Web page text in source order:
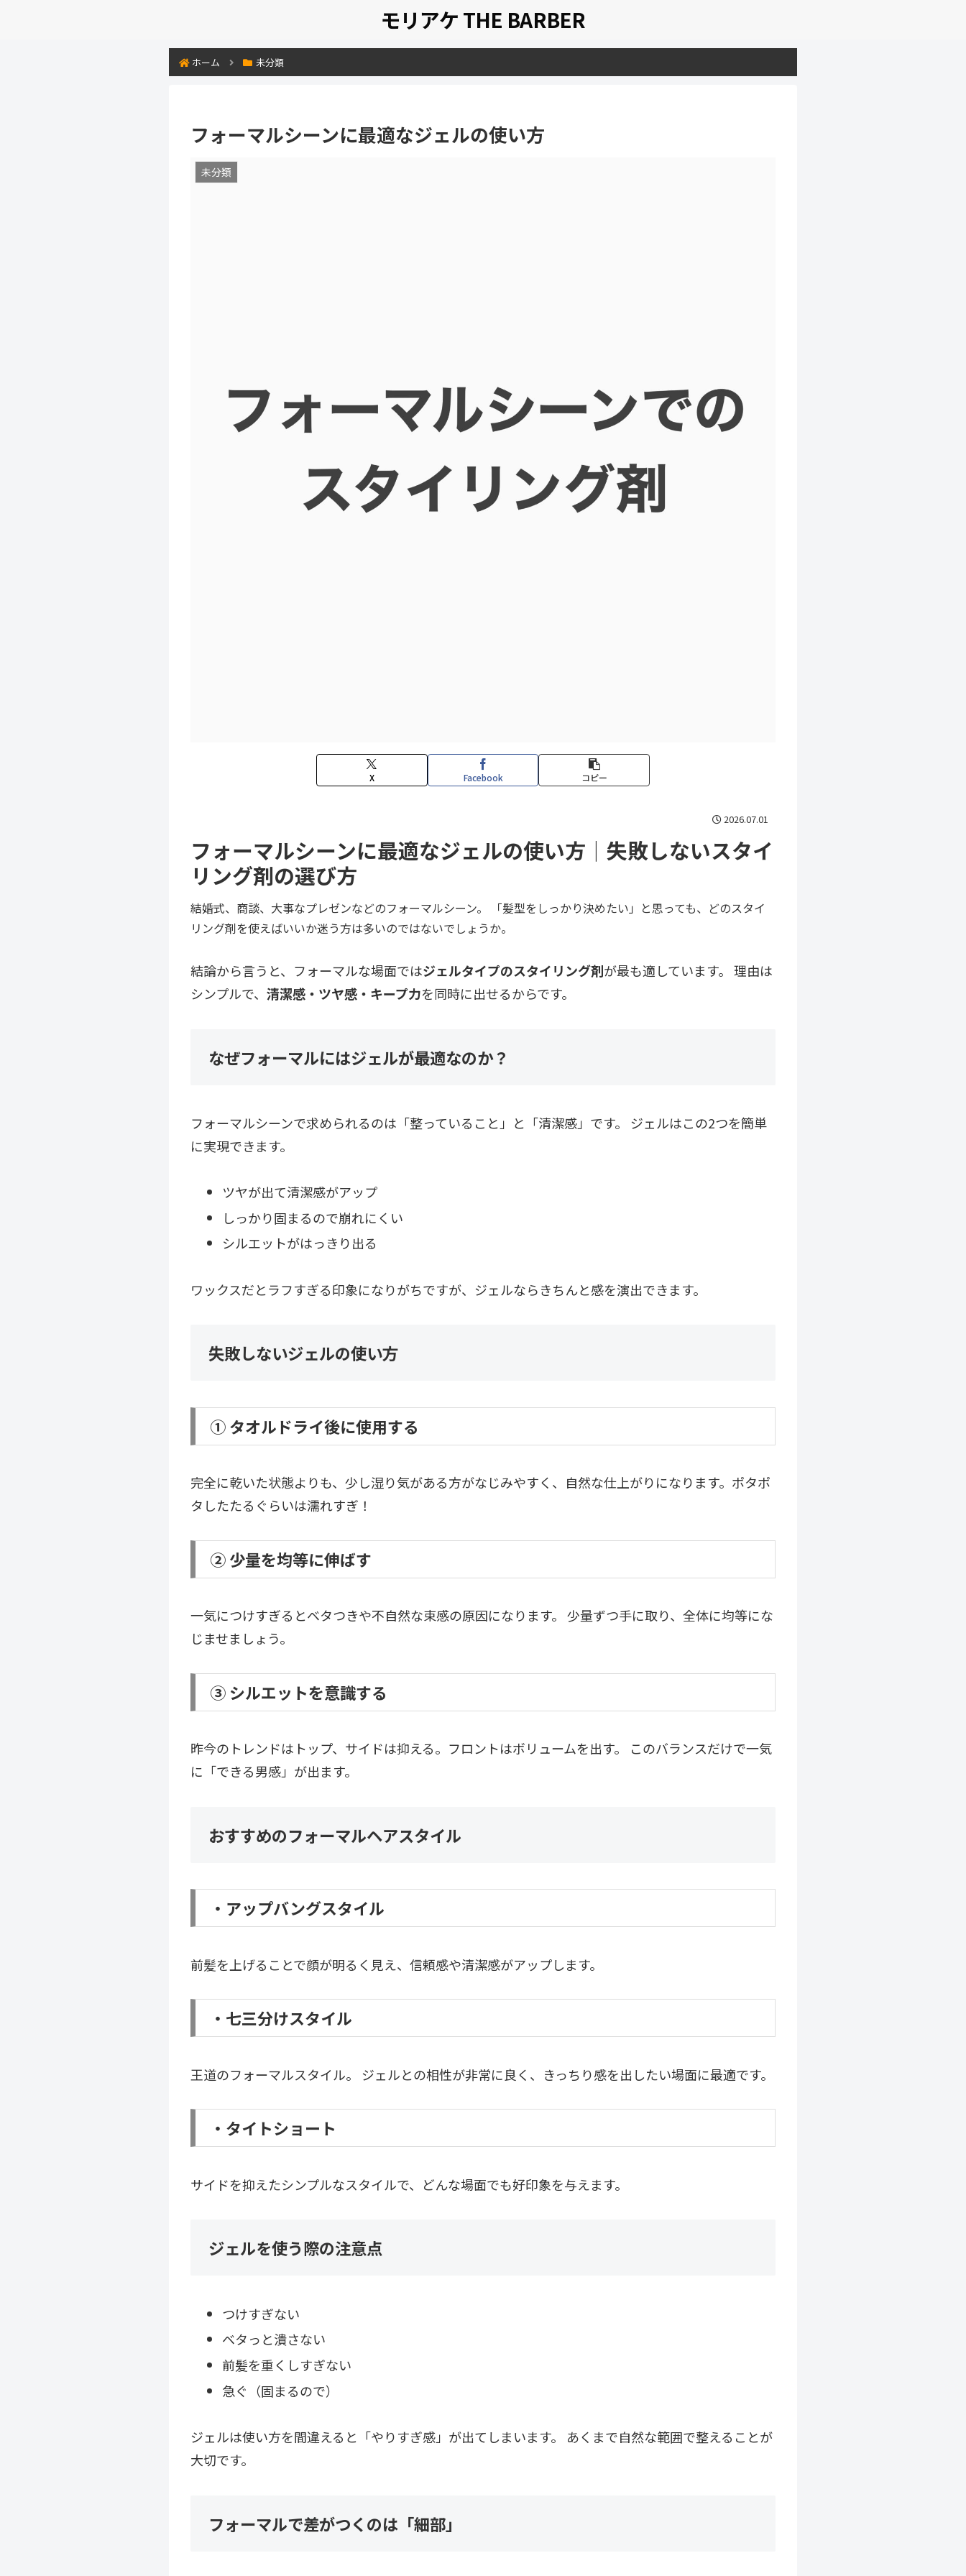
モリアケ THE BARBER
ホーム 未分類
フォーマルシーンに最適なジェルの使い方
未分類
X Facebook コピー
2026.07.01
フォーマルシーンに最適なジェルの使い方｜失敗しないスタイ
リング剤の選び方
結婚式、商談、大事なプレゼンなどのフォーマルシーン。 「髪型をしっかり決めたい」と思っても、どのスタイ
リング剤を使えばいいか迷う方は多いのではないでしょうか。
結論から言うと、フォーマルな場面ではジェルタイプのスタイリング剤が最も適しています。 理由は
シンプルで、 清潔感・ツヤ感・キープ力を同時に出せるからです。
なぜフォーマルにはジェルが最適なのか？
フォーマルシーンで求められるのは「整っていること」と「清潔感」です。 ジェルはこの2つを簡単
に実現できます。
ツヤが出て清潔感がアップ
しっかり固まるので崩れにくい
シルエットがはっきり出る
ワックスだとラフすぎる印象になりがちですが、ジェルならきちんと感を演出できます。
失敗しないジェルの使い方
① タオルドライ後に使用する
完全に乾いた状態よりも、少し湿り気がある方がなじみやすく、自然な仕上がりになります。ポタポ
タしたたるぐらいは濡れすぎ！
② 少量を均等に伸ばす
一気につけすぎるとベタつきや不自然な束感の原因になります。 少量ずつ手に取り、全体に均等にな
じませましょう。
③ シルエットを意識する
昨今のトレンドはトップ、サイドは抑える。フロントはボリュームを出す。 このバランスだけで一気
に「できる男感」が出ます。
おすすめのフォーマルヘアスタイル
・アップバングスタイル
前髪を上げることで顔が明るく見え、信頼感や清潔感がアップします。
・七三分けスタイル
王道のフォーマルスタイル。 ジェルとの相性が非常に良く、きっちり感を出したい場面に最適です。
・タイトショート
サイドを抑えたシンプルなスタイルで、どんな場面でも好印象を与えます。
ジェルを使う際の注意点
つけすぎない
ベタっと潰さない
前髪を重くしすぎない
急ぐ（固まるので）
ジェルは使い方を間違えると「やりすぎ感」が出てしまいます。 あくまで自然な範囲で整えることが
大切です。
フォーマルで差がつくのは「細部」